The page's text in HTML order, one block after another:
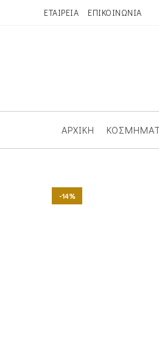
ΕΤΑΙΡΕΙΑ ΕΠΙΚΟΙΝΩΝΙΑ
ΑΡΧΙΚΗ
-14%